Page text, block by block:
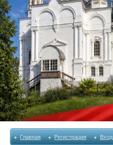
Главная Регистрация Вход